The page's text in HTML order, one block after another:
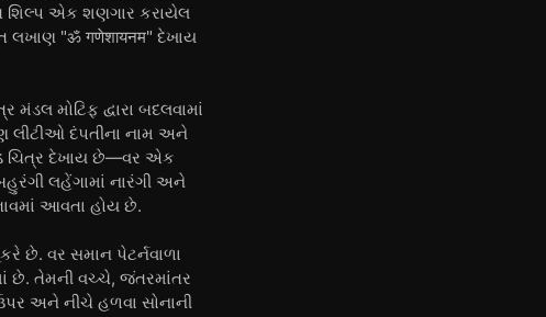
શિલ્પ એક શણગાર કરાયેલ
લખાણ "ॐ गणेशायनम" દેખાય
મોટિફ દ્વારા બદલવામાં
લીટીઓ દંપતીના નામ અને
ચિત્ર દેખાય છે—વર એક
લહેંગામાં નારંગી અને
આવતા હોય છે.
છે. વર સમાન પેટર્નવાળા
છે. તેમની વચ્ચે, જંતરમાંતર
અને નીચે હળવા સોનાની